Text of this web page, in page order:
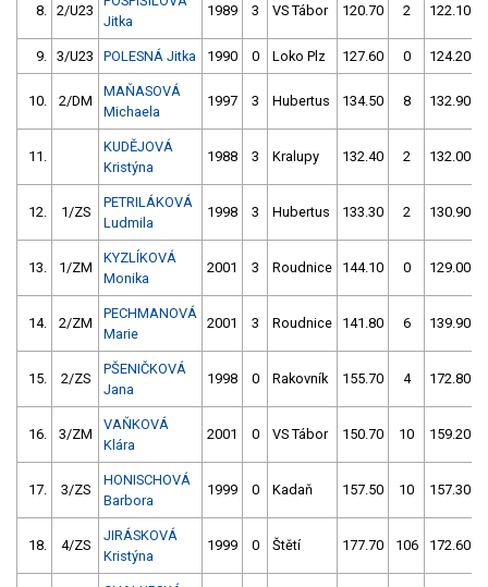
8. 2/U23
Jitka
1989 3 VS Tábor 120.70 2 122.10
9. 3/U23 POLESNÁ Jitka 1990 0 Loko Plz 127.60 0 124.20
10. 2/DM
MAŇASOVÁ
Michaela
1997 3 Hubertus 134.50 8 132.90
11.
KUDĚJOVÁ
Kristýna
1988 3 Kralupy 132.40 2 132.00
12. 1/ZS
PETRILÁKOVÁ
Ludmila
1998 3 Hubertus 133.30 2 130.90
13. 1/ZM
KYZLÍKOVÁ
Monika
2001 3 Roudnice 144.10 0 129.00
14. 2/ZM
PECHMANOVÁ
Marie
2001 3 Roudnice 141.80 6 139.90
15. 2/ZS
PŠENIČKOVÁ
Jana
1998 0 Rakovník 155.70 4 172.80
16. 3/ZM
VAŇKOVÁ
Klára
2001 0 VS Tábor 150.70 10 159.20
17. 3/ZS
HONISCHOVÁ
Barbora
1999 0 Kadaň 157.50 10 157.30
18. 4/ZS
JIRÁSKOVÁ
Kristýna
1999 0 Štětí 177.70 106 172.60